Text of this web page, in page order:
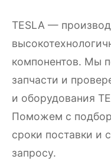
TESLA —
компонентов. Мы
запчасти и
и оборудования
Поможем с
сроки поставки и
запросу.